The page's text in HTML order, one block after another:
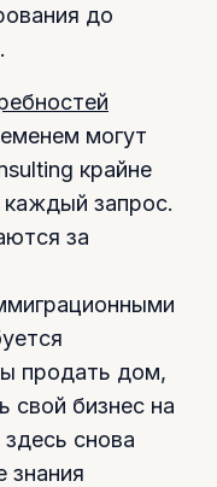
до
могут
крайне
запрос.
за
продать дом,
свой бизнес на
снова
знания